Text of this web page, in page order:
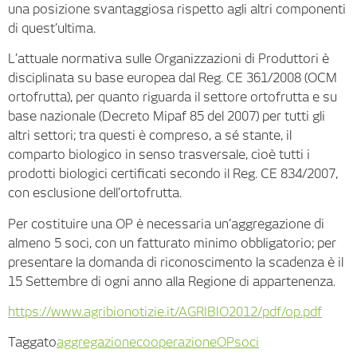
una posizione svantaggiosa rispetto agli altri componenti
di quest’ultima.
L’attuale normativa sulle Organizzazioni di Produttori è
disciplinata su base europea dal Reg. CE 361/2008 (OCM
ortofrutta), per quanto riguarda il settore ortofrutta e su
base nazionale (Decreto Mipaf 85 del 2007) per tutti gli
altri settori; tra questi è compreso, a sé stante, il
comparto biologico in senso trasversale, cioè tutti i
prodotti biologici certificati secondo il Reg. CE 834/2007,
con esclusione dell’ortofrutta.
Per costituire una OP è necessaria un’aggregazione di
almeno 5 soci, con un fatturato minimo obbligatorio; per
presentare la domanda di riconoscimento la scadenza è il
15 Settembre di ogni anno alla Regione di appartenenza.
https://www.agribionotizie.it/AGRIBIO2012/pdf/op.pdf
TaggatoaggregazionecooperazioneOPsoci